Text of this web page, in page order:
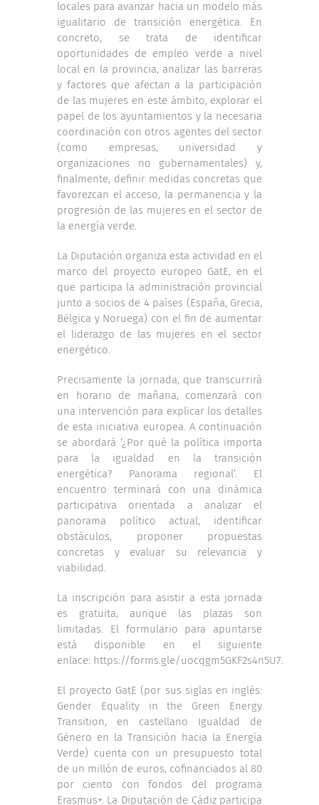
locales para avanzar hacia un modelo más
igualitario de transición energética. En
concreto, se trata de identificar
oportunidades de empleo verde a nivel
local en la provincia, analizar las barreras
y factores que afectan a la participación
de las mujeres en este ámbito, explorar el
papel de los ayuntamientos y la necesaria
coordinación con otros agentes del sector
(como empresas, universidad y
organizaciones no gubernamentales) y,
finalmente, definir medidas concretas que
favorezcan el acceso, la permanencia y la
progresión de las mujeres en el sector de
la energía verde.
La Diputación organiza esta actividad en el
marco del proyecto europeo GatE, en el
que participa la administración provincial
junto a socios de 4 países (España, Grecia,
Bélgica y Noruega) con el fin de aumentar
el liderazgo de las mujeres en el sector
energético.
Precisamente la jornada, que transcurrirá
en horario de mañana, comenzará con
una intervención para explicar los detalles
de esta iniciativa europea. A continuación
se abordará ‘¿Por qué la política importa
para la igualdad en la transición
energética? Panorama regional’. El
encuentro terminará con una dinámica
participativa orientada a analizar el
panorama político actual, identificar
obstáculos, proponer propuestas
concretas y evaluar su relevancia y
viabilidad.
La inscripción para asistir a esta jornada
es gratuita, aunque las plazas son
limitadas. El formulario para apuntarse
está disponible en el siguiente
enlace: https://forms.gle/uocqgm5GKF2s4n5U7.
El proyecto GatE (por sus siglas en inglés:
Gender Equality in the Green Energy
Transition, en castellano Igualdad de
Género en la Transición hacia la Energía
Verde) cuenta con un presupuesto total
de un millón de euros, cofinanciados al 80
por ciento con fondos del programa
Erasmus+. La Diputación de Cádiz participa